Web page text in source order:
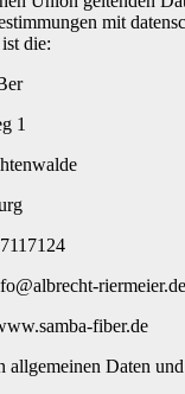
mit
die:
1
riermeier.de
fiber.de
allgemeinen Daten